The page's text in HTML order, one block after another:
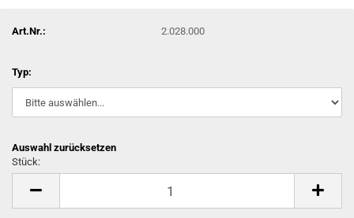
Art.Nr.: 2.028.000
Typ:
Auswahl zurücksetzen
Stück: